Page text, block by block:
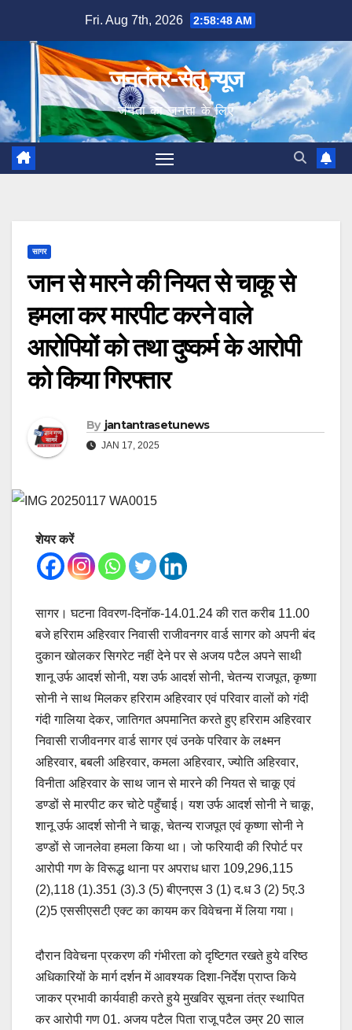
content
Fri. Aug 7th, 2026 2:58:49 AM
जनतंत्र-सेतु न्यूज
जनता का जनता के लिए
सागर
जान से मारने की नियत से चाकू से
हमला कर मारपीट करने वाले
आरोपियों को तथा दुष्कर्म के आरोपी
को किया गिरफ्तार
By jantantrasetunews
JAN 17, 2025
शेयर करें
सागर। घटना विवरण-दिनॉक-14.01.24 की रात करीब 11.00
बजे हरिराम अहिरवार निवासी राजीवनगर वार्ड सागर को अपनी बंद
दुकान खोलकर सिगरेट नहीं देने पर से अजय पटैल अपने साथी
शानू उर्फ आदर्श सोनी, यश उर्फ आदर्श सोनी, चेतन्य राजपूत, कृष्णा
सोनी ने साथ मिलकर हरिराम अहिरवार एवं परिवार वालों को गंदी
गंदी गालिया देकर, जातिगत अपमानित करते हुए हरिराम अहिरवार
निवासी राजीवनगर वार्ड सागर एवं उनके परिवार के लक्ष्मन
अहिरवार, बबली अहिरवार, कमला अहिरवार, ज्योति अहिरवार,
विनीता अहिरवार के साथ जान से मारने की नियत से चाकू एवं
डण्डों से मारपीट कर चोटे पहुँचाई। यश उर्फ आदर्श सोनी ने चाकू,
शानू उर्फ आदर्श सोनी ने चाकू, चेतन्य राजपूत एवं कृष्णा सोनी ने
डण्डों से जानलेवा हमला किया था। जो फरियादी की रिपोर्ट पर
आरोपी गण के विरूद्ध थाना पर अपराध धारा 109,296,115
(2),118 (1).351 (3).3 (5) बीएनएस 3 (1) द.ध 3 (2) 5ए.3
(2)5 एससीएसटी एक्ट का कायम कर विवेचना में लिया गया।
दौरान विवेचना प्रकरण की गंभीरता को दृष्टिगत रखते हुये वरिष्ठ
अधिकारियों के मार्ग दर्शन में आवश्यक दिशा-निर्देश प्राप्त किये
जाकर प्रभावी कार्यवाही करते हुये मुखविर सूचना तंत्र स्थापित
कर आरोपी गण 01. अजय पटैल पिता राजू पटैल उम्र 20 साल